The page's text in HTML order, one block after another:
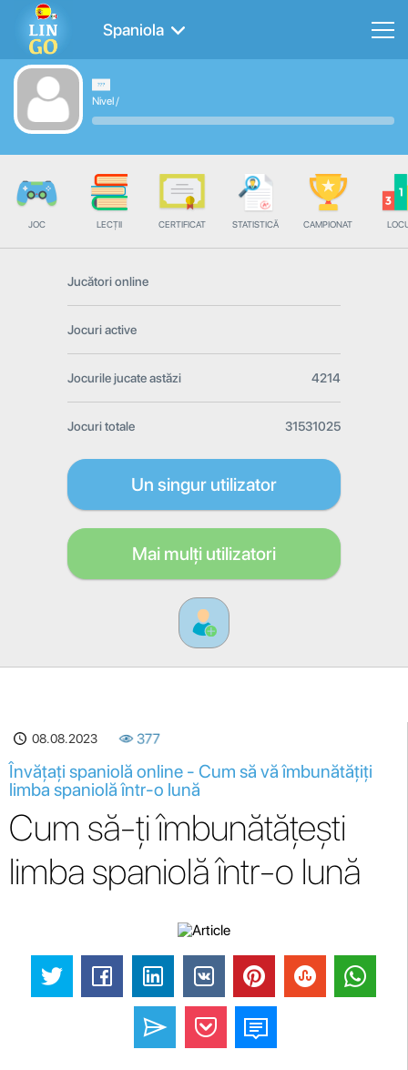
Spaniola
Nivel/
JOC LECȚII CERTIFICAT STATISTICĂ CAMPIONAT
Jucători online
Jocuri active
Jocurile jucate astăzi 4214
Jocuri totale 31531025
Un singur utilizator
Mai mulți utilizatori
08.08.2023 377
Învățați spaniolă online - Cum să vă îmbunătățiți
limba spaniolă într-o lună
Cum să-ți îmbunătățești
limba spaniolă într-o lună